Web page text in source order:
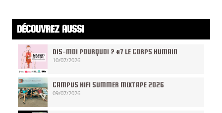
DÉCOUVREZ AUSSI
DIS-MOI POURQUOI ? #7 LE CORPS HUMAIN
10/07/2026
CAMPUS HIFI SUMMER MIXTAPE 2026
09/07/2026